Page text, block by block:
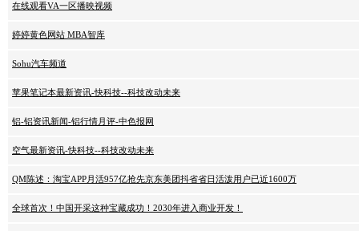
在线观看VA一区播映视频
婷婷黄色网站 MBA智库
Sohu汽车频道
苹果笔记本最新资讯-快科技--科技改动未来
铝-铝资讯新闻-铝行情月评-中色报网
空气最新资讯-快科技--科技改动未来
QM陈述：淘宝APP月活957亿抢先京东美团抖省省日活泼用户已近1600万
全球首次！中国开采这种宝藏成功！2030年进入商业开发！